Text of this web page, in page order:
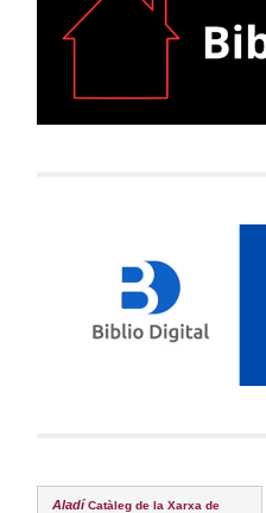
Aladí Catàleg de la Xarxa de